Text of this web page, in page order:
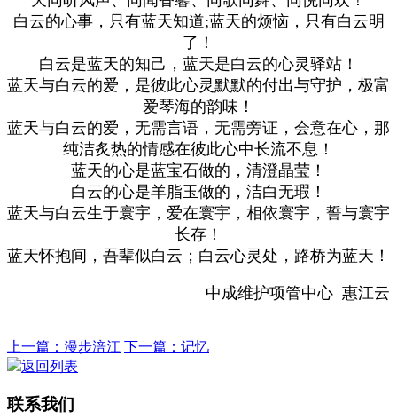
白云的心事，只有蓝天知道;蓝天的烦恼，只有白云明
了！
白云是蓝天的知己，蓝天是白云的心灵驿站！
蓝天与白云的爱，是彼此心灵默默的付出与守护，极富
爱琴海的韵味！
蓝天与白云的爱，无需言语，无需旁证，会意在心，那
纯洁炙热的情感在彼此心中长流不息！
蓝天的心是蓝宝石做的，清澄晶莹！
白云的心是羊脂玉做的，洁白无瑕！
蓝天与白云生于寰宇，爱在寰宇，相依寰宇，誓与寰宇
长存！
蓝天怀抱间，吾辈似白云；白云心灵处，路桥为蓝天！
中成维护项管中心 惠江云
上一篇：漫步涪江 下一篇：记忆
返回列表
联系我们